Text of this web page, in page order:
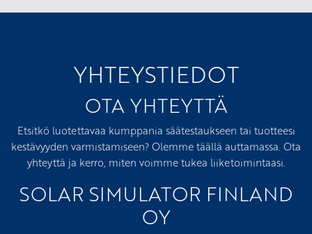
YHTEYSTIEDOT
OTA YHTEYTTÄ
Etsitkö luotettavaa kumppania säätestaukseen tai tuotteesi
kestävyyden varmistamiseen? Olemme täällä auttamassa. Ota
yhteyttä ja kerro, miten voimme tukea liiketoimintaasi.
SOLAR SIMULATOR FINLAND
OY